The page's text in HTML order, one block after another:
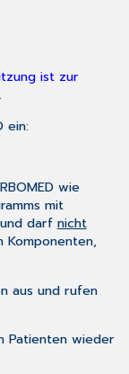
ist zur
ein:
wie
mit
darf nicht
Komponenten,
aus und rufen
Patienten wieder